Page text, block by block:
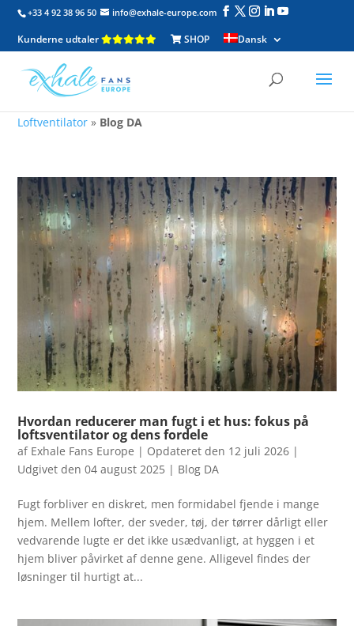
Loftventilator » Blog DA
+33 4 92 38 96 50 info@exhale-europe.com
Kunderne udtaler SHOP Dansk
Hvordan reducerer man fugt i et hus: fokus på
loftsventilator og dens fordele
af Exhale Fans Europe | Opdateret den 12 juli 2026 |
Udgivet den 04 august 2025 | Blog DA
Fugt forbliver en diskret, men formidabel fjende i mange
hjem. Mellem lofter, der sveder, tøj, der tørrer dårligt eller
vedvarende lugte er det ikke usædvanligt, at hyggen i et
hjem bliver påvirket af denne gene. Alligevel findes der
løsninger til hurtigt at...